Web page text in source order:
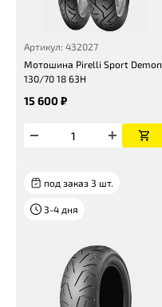
Артикул: 432027
Мотошина Pirelli Sport Demon
130/70 18 63H
15 600 ₽
под заказ 3 шт.
3-4 дня